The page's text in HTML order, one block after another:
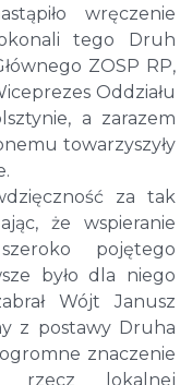
wręczenie
tego Druh
ZOSP RP,
Oddziału
a zarazem
towarzyszyły
za tak
że wspieranie
pojętego
było dla niego
Wójt Janusz
z postawy Druha
znaczenie
rzecz lokalnej